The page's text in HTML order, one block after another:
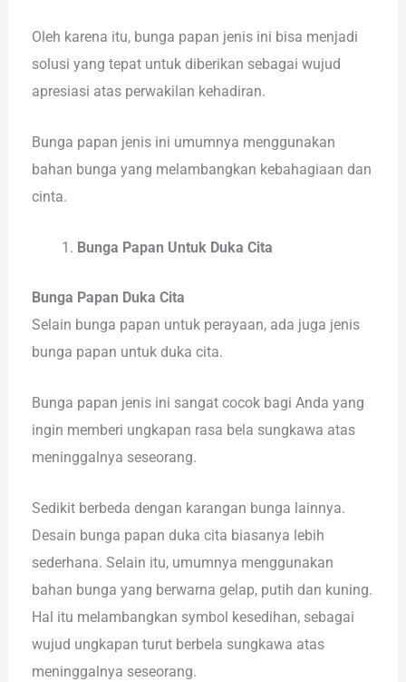
Oleh karena itu, bunga papan jenis ini bisa menjadi
solusi yang tepat untuk diberikan sebagai wujud
apresiasi atas perwakilan kehadiran.
Bunga papan jenis ini umumnya menggunakan
bahan bunga yang melambangkan kebahagiaan dan
cinta.
Bunga Papan Untuk Duka Cita
Bunga Papan Duka Cita
Selain bunga papan untuk perayaan, ada juga jenis
bunga papan untuk duka cita.
Bunga papan jenis ini sangat cocok bagi Anda yang
ingin memberi ungkapan rasa bela sungkawa atas
meninggalnya seseorang.
Sedikit berbeda dengan karangan bunga lainnya.
Desain bunga papan duka cita biasanya lebih
sederhana. Selain itu, umumnya menggunakan
bahan bunga yang berwarna gelap, putih dan kuning.
Hal itu melambangkan symbol kesedihan, sebagai
wujud ungkapan turut berbela sungkawa atas
meninggalnya seseorang.